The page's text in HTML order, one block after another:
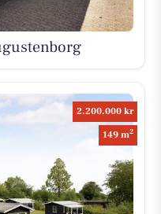
2.200.000 kr
149 m2